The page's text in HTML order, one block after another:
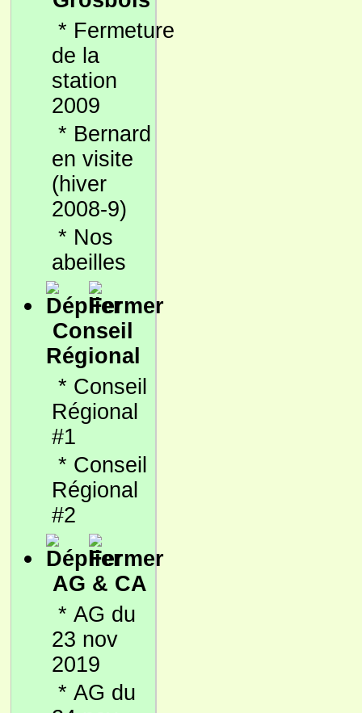
* Fermeture
de la
station
2009
* Bernard
en visite
(hiver
2008-9)
* Nos
abeilles
Conseil
Régional
* Conseil
Régional
#1
* Conseil
Régional
#2
AG & CA
* AG du
23 nov
2019
* AG du